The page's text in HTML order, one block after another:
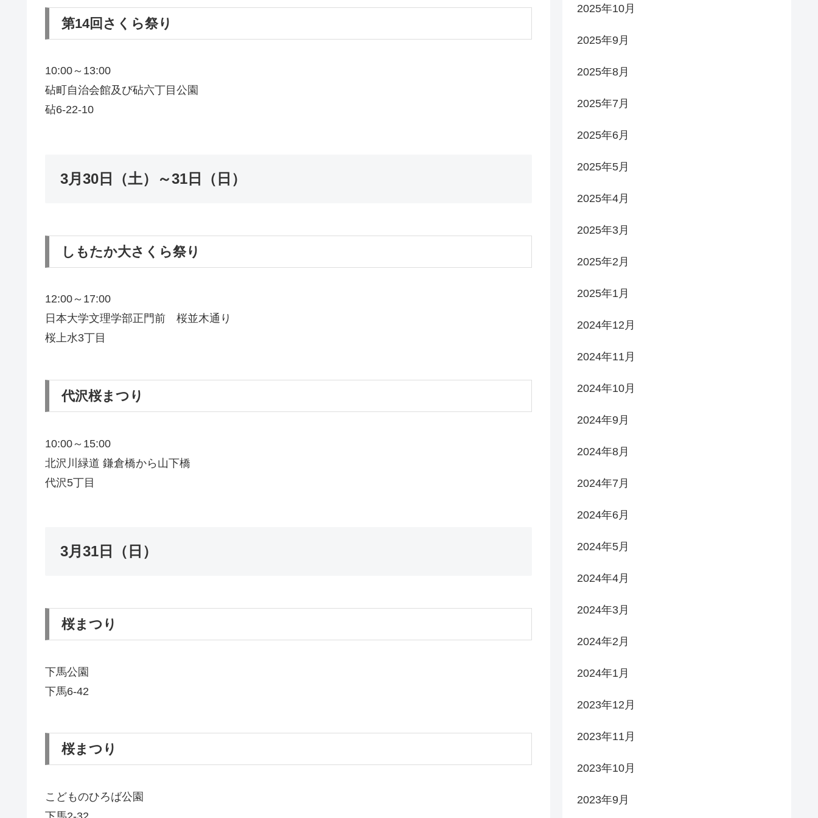
第14回さくら祭り
10:00～13:00
砧町自治会館及び砧六丁目公園
砧6-22-10
3月30日（土）～31日（日）
しもたか大さくら祭り
12:00～17:00
日本大学文理学部正門前 桜並木通り
桜上水3丁目
代沢桜まつり
10:00～15:00
北沢川緑道 鎌倉橋から山下橋
代沢5丁目
3月31日（日）
桜まつり
下馬公園
下馬6-42
桜まつり
こどものひろば公園
2025年10月
2025年9月
2025年8月
2025年7月
2025年6月
2025年5月
2025年4月
2025年3月
2025年2月
2025年1月
2024年12月
2024年11月
2024年10月
2024年9月
2024年8月
2024年7月
2024年6月
2024年5月
2024年4月
2024年3月
2024年2月
2024年1月
2023年12月
2023年11月
2023年10月
2023年9月